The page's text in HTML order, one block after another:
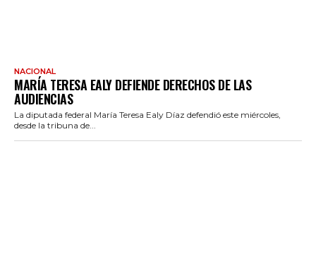
NACIONAL
MARÍA TERESA EALY DEFIENDE DERECHOS DE LAS
AUDIENCIAS
La diputada federal María Teresa Ealy Díaz defendió este miércoles,
desde la tribuna de...